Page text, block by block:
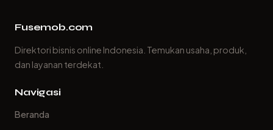
Fusemob.com
Direktori bisnis online Indonesia. Temukan usaha, produk,
dan layanan terdekat.
Navigasi
Beranda